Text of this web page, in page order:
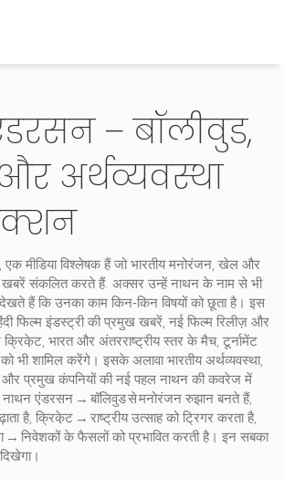
– बॉलीवुड,
अर्थव्यवस्था
, एक मीडिया विश्लेषक हैं जो भारतीय मनोरंजन, खेल और
खबरें संकलित करते हैं. अक्सर उन्हेंनाथन के नाम से भी
देखते हैं कि उनका काम किन‑किन विषयों को छूता है। इस
फिल्म इंडस्ट्री की प्रमुख खबरें, नई फिल्म रिलीज़ और
क्रिके़ट, भारत और अंतरराष्ट्रीय स्तर के मैच, टूर्नामेंट
को भी शामिल करेंगे। इसके अलावाभारतीय अर्थव्यवस्था,
और प्रमुख कंपनियों की नई पहल नाथन की कवरेज में
नाथन एंडरसन → बॉलिवुड से मनोरंजन रुझान बनते हैं,
है, क्रिके़ट → राष्ट्रीय उत्साह को ट्रिगर करता है,
→ निवेशकों के फैसलों को प्रभावित करती है। इन सबका